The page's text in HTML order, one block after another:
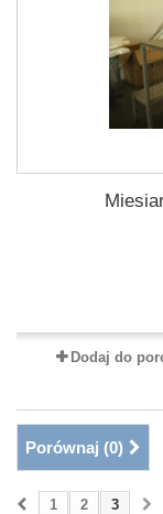
Dodaj do
Porównaj (0)
1 2 3